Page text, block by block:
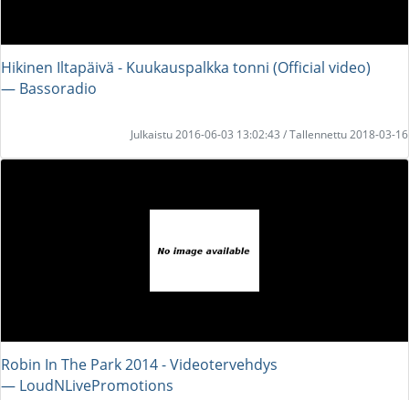
Hikinen Iltapäivä - Kuukauspalkka tonni (Official video)
― Bassoradio
Julkaistu 2016-06-03 13:02:43 / Tallennettu 2018-03-16
Robin In The Park 2014 - Videotervehdys
― LoudNLivePromotions